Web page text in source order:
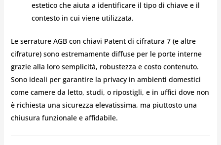
estetico che aiuta a identificare il tipo di chiave e il
contesto in cui viene utilizzata.
Le serrature AGB con chiavi Patent di cifratura 7 (e altre
cifrature) sono estremamente diffuse per le porte interne
grazie alla loro semplicità, robustezza e costo contenuto.
Sono ideali per garantire la privacy in ambienti domestici
come camere da letto, studi, o ripostigli, e in uffici dove non
è richiesta una sicurezza elevatissima, ma piuttosto una
chiusura funzionale e affidabile.